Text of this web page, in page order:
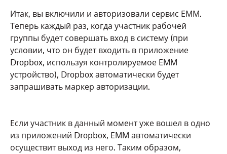
Итак, вы включили и авторизовали сервис ЕММ.
Теперь каждый раз, когда участник рабочей
группы будет совершать вход в систему (при
условии, что он будет входить в приложение
Dropbox, используя контролируемое ЕММ
устройство), Dropbox автоматически будет
запрашивать маркер авторизации.
Если участник в данный момент уже вошел в одно
из приложений Dropbox, ЕММ автоматически
осуществит выход из него. Таким образом,